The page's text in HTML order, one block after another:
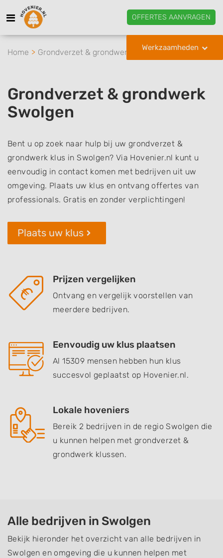
OFFERTES AANVRAGEN
Werkzaamheden
Home Grondverzet & grondwerk Swolgen
Grondverzet & grondwerk
Swolgen
Bent u op zoek naar hulp bij uw grondverzet &
grondwerk klus in Swolgen? Via Hovenier.nl kunt u
eenvoudig in contact komen met bedrijven uit uw
omgeving. Plaats uw klus en ontvang offertes van
professionals. Gratis en zonder verplichtingen!
Plaats uw klus
Prijzen vergelijken
Ontvang en vergelijk voorstellen van
meerdere bedrijven.
Eenvoudig uw klus plaatsen
Al 15309 mensen hebben hun klus
succesvol geplaatst op Hovenier.nl.
Lokale hoveniers
Bereik 2 bedrijven in de regio Swolgen die
u kunnen helpen met grondverzet &
grondwerk klussen.
Alle bedrijven in Swolgen
Bekijk hieronder het overzicht van alle bedrijven in
Swolgen en omgeving die u kunnen helpen met